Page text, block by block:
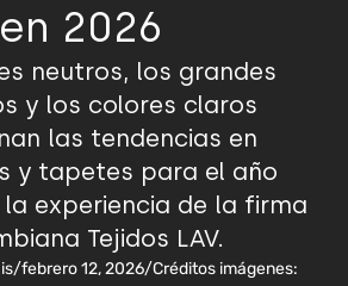
en 2026
neutros, los grandes
y los colores claros
las tendencias en
y tapetes para el año
la experiencia de la firma
Tejidos LAV.
/febrero 12, 2026/Créditos imágenes: